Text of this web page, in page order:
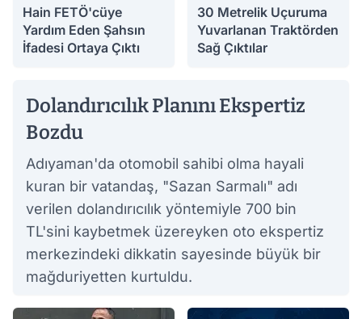
Hain FETÖ'cüye
Yardım Eden Şahsın
İfadesi Ortaya Çıktı
30 Metrelik Uçuruma
Yuvarlanan Traktörden
Sağ Çıktılar
Dolandırıcılık Planını Ekspertiz
Bozdu
Adıyaman'da otomobil sahibi olma hayali
kuran bir vatandaş, "Sazan Sarmalı" adı
verilen dolandırıcılık yöntemiyle 700 bin
TL'sini kaybetmek üzereyken oto ekspertiz
merkezindeki dikkatin sayesinde büyük bir
mağduriyetten kurtuldu.
03.08.2026 14:05